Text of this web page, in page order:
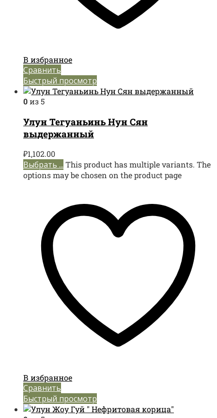
В избранное
Сравнить
Быстрый просмотр
0из 5
Улун Тегуаньинь Нун Сян
выдержанный
₽1,102.00
Выбрать ... This product has multiple variants. The
options may be chosen on the product page
В избранное
Сравнить
Быстрый просмотр